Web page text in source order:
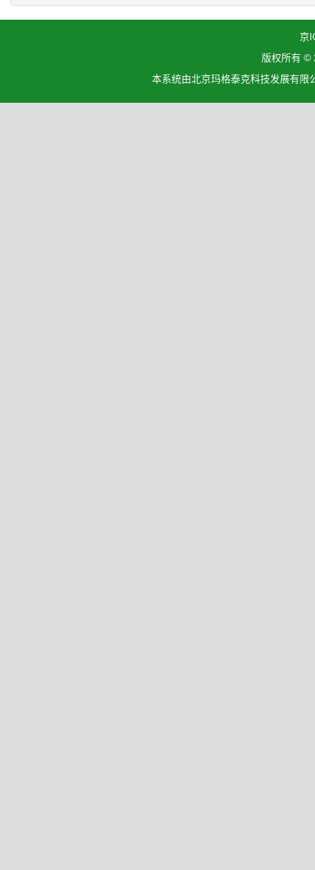
京
版权所有 ©
本系统由北京玛格泰克科技发展有